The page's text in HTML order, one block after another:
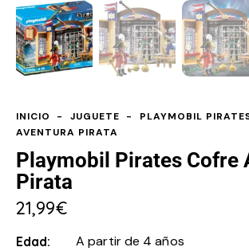
INICIO JUGUETE
PLAYMOBIL
AVENTURA PIRATA
Playmobil Pirates Cofre
Pirata
21,99€
Edad A partir de 4 años